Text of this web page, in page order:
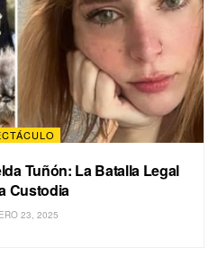
Tuñón: La Batalla Legal
Custodia
23, 2025